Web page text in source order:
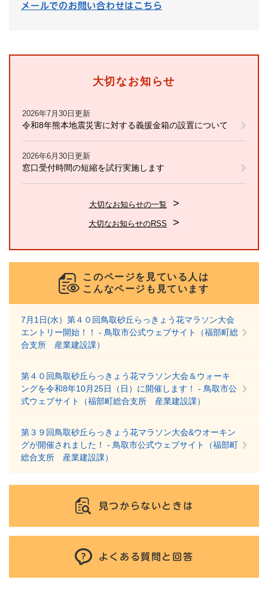
メールでのお問い合わせはこちら
大切なお知らせ
2026年7月30日更新
令和8年熊本地震災害に対する義援金箱の設置について
2026年6月30日更新
窓口受付時間の短縮を試行実施します
大切なお知らせの一覧
大切なお知らせのRSS
このページを見ている人は
こんなページも見ています
7月1日(水）第４０回鳥取砂丘らっきょう花マラソン大会
エントリー開始！！ - 鳥取市公式ウェブサイト（福部町総
合支所 産業建設課）
第４０回鳥取砂丘らっきょう花マラソン大会＆ウォーキ
ングを令和8年10月25日（日）に開催します！ - 鳥取市公
式ウェブサイト（福部町総合支所 産業建設課）
第３９回鳥取砂丘らっきょう花マラソン大会&ウオーキン
グが開催されました！ - 鳥取市公式ウェブサイト（福部町
総合支所 産業建設課）
見つからないときは
よくある質問と回答